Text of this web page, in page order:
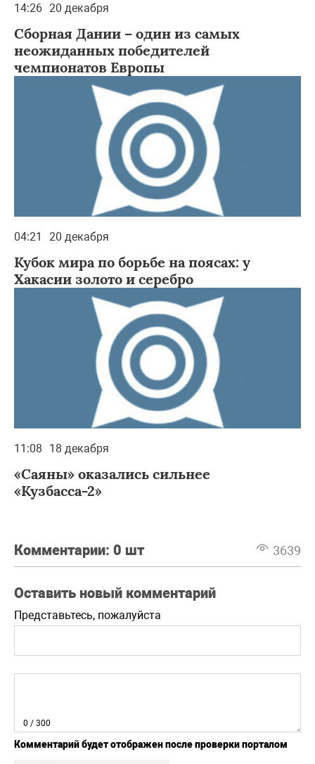
14:26 20 декабря
Сборная Дании – один из самых
неожиданных победителей
чемпионатов Европы
04:21 20 декабря
Кубок мира по борьбе на поясах: у
Хакасии золото и серебро
11:08 18 декабря
«Саяны» оказались сильнее
«Кузбасса-2»
Комментарии: 0 шт 3639
Оставить новый комментарий
Представьтесь, пожалуйста
0 / 300
Комментарий будет отображен после проверки порталом